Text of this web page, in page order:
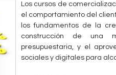
Los cursos de
el comportamiento del
los fundamentos de la
construcción de una
presupuestaria, y el
sociales y digitales para